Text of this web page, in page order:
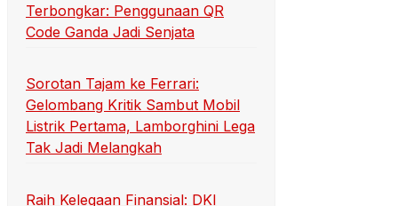
Terbongkar: Penggunaan QR
Code Ganda Jadi Senjata
Sorotan Tajam ke Ferrari:
Gelombang Kritik Sambut Mobil
Listrik Pertama, Lamborghini Lega
Tak Jadi Melangkah
Raih Kelegaan Finansial: DKI